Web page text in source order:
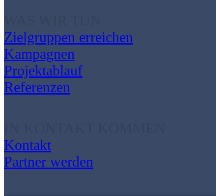
Zielgruppen erreichen
Kampagnen
Projektablauf
Referenzen
Kontakt
Partner werden